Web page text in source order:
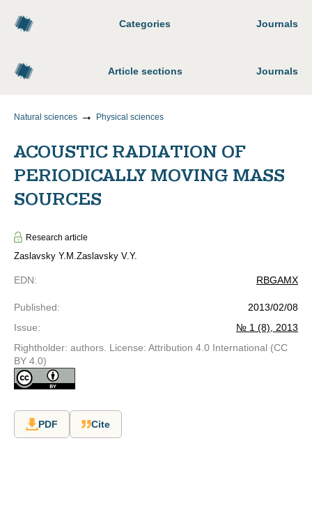
Categories Journals
Article sections Journals
Natural sciences Physical sciences
ACOUSTIC RADIATION OF
PERIODICALLY MOVING MASS
SOURCES
Research article
Zaslavsky Y.M.Zaslavsky V.Y.
EDN: RBGAMX
Published:
2013/02/08
Issue:
№ 1 (8), 2013
Rightholder: authors. License: Attribution 4.0 International (CC
BY 4.0)
PDF Cite